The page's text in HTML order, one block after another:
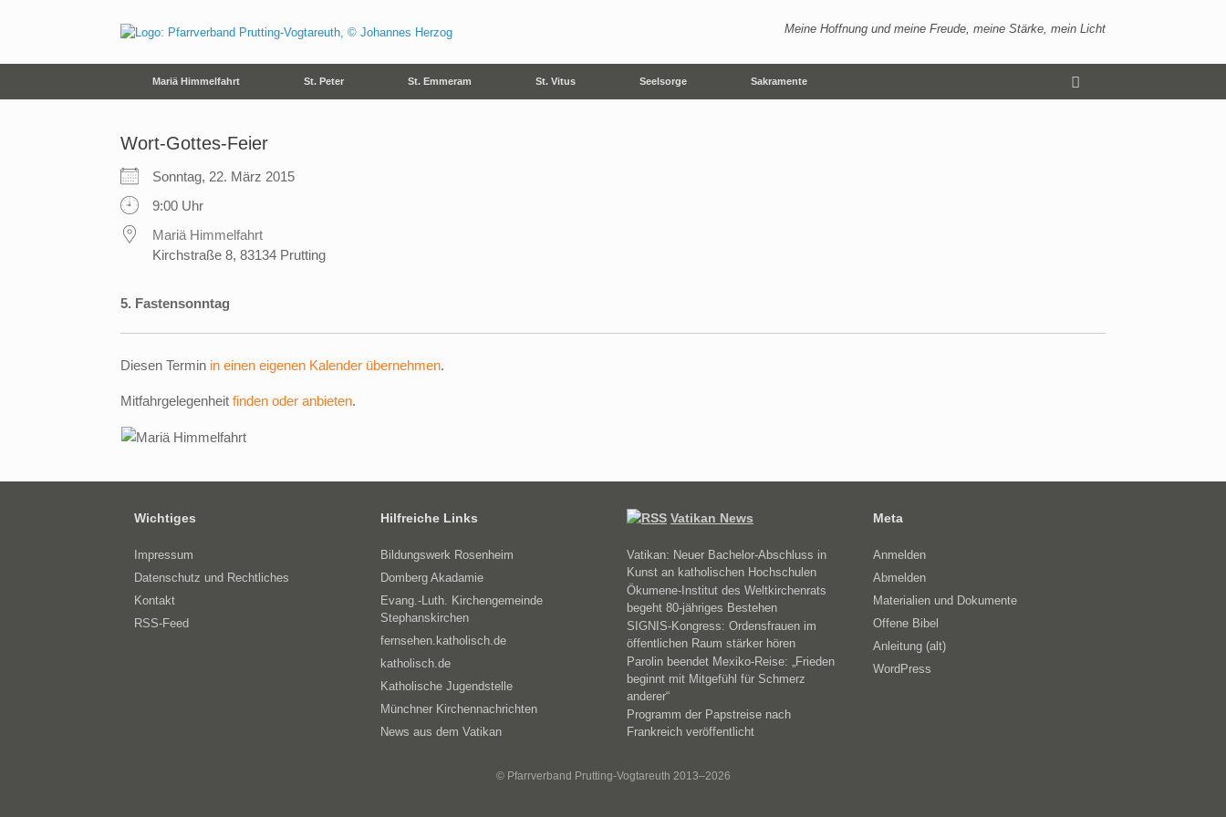
Meine Hoffnung und meine Freude, meine Stärke, mein Licht
Mariä Himmelfahrt St. Peter St. Emmeram St. Vitus Seelsorge Sakramente
Wort-Gottes-Feier
Sonntag, 22. März 2015
9:00 Uhr
Mariä Himmelfahrt
Kirchstraße 8, 83134 Prutting
5. Fastensonntag
Diesen Termin in einen eigenen Kalender übernehmen.
Mitfahrgelegenheit finden oder anbieten.
Wichtiges
Impressum
Datenschutz und Rechtliches
Kontakt
RSS-Feed
Hilfreiche Links
Bildungswerk Rosenheim
Domberg Akadamie
Evang.-Luth. Kirchengemeinde
Stephanskirchen
fernsehen.katholisch.de
katholisch.de
Katholische Jugendstelle
Münchner Kirchennachrichten
News aus dem Vatikan
Vatikan News
Vatikan: Neuer Bachelor-Abschluss in
Kunst an katholischen Hochschulen
Ökumene-Institut des Weltkirchenrats
begeht 80-jähriges Bestehen
SIGNIS-Kongress: Ordensfrauen im
öffentlichen Raum stärker hören
Parolin beendet Mexiko-Reise: „Frieden
beginnt mit Mitgefühl für Schmerz
anderer“
Programm der Papstreise nach
Frankreich veröffentlicht
Meta
Anmelden
Abmelden
Materialien und Dokumente
Offene Bibel
Anleitung (alt)
WordPress
© Pfarrverband Prutting-Vogtareuth 2013–2026